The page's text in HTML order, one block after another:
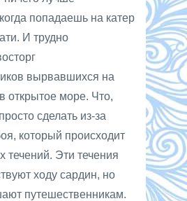
попадаешь на катер
И трудно
вырвавшихся на
открытое море. Что,
сделать из-за
который происходит
течений. Эти течения
ходу сардин, но
путешественникам.